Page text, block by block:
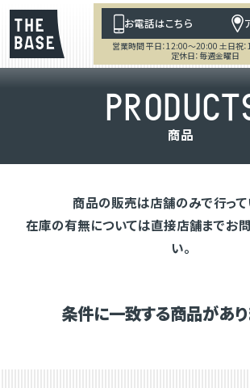
お電話はこちら
営業時間 平日：12:00～20:00 土日祝
定休日：毎週金曜日
PRODUCT
商品
商品の販売は店舗のみで行って
在庫の有無については直接店舗までお
い。
条件に一致する商品があり